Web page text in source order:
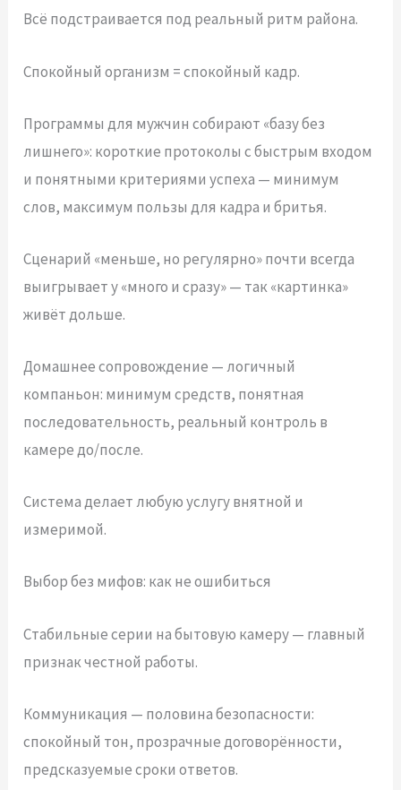
Всё подстраивается под реальный ритм района.
Спокойный организм = спокойный кадр.
Программы для мужчин собирают «базу без
лишнего»: короткие протоколы с быстрым входом
и понятными критериями успеха — минимум
слов, максимум пользы для кадра и бритья.
Сценарий «меньше, но регулярно» почти всегда
выигрывает у «много и сразу» — так «картинка»
живёт дольше.
Домашнее сопровождение — логичный
компаньон: минимум средств, понятная
последовательность, реальный контроль в
камере до/после.
Система делает любую услугу внятной и
измеримой.
Выбор без мифов: как не ошибиться
Стабильные серии на бытовую камеру — главный
признак честной работы.
Коммуникация — половина безопасности:
спокойный тон, прозрачные договорённости,
предсказуемые сроки ответов.